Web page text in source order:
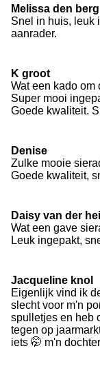
Melissa den berg
Snel in huis, leuk
aanrader.
K groot
Wat een kado om
Super mooi
Goede kwaliteit.
Denise
Zulke mooie
Goede kwaliteit,
Daisy van der
Wat een gave
Leuk ingepakt,
Jacqueline knol
Eigenlijk vind ik
slecht voor m'n
spulletjes en heb
tegen op
iets 🤭 m'n